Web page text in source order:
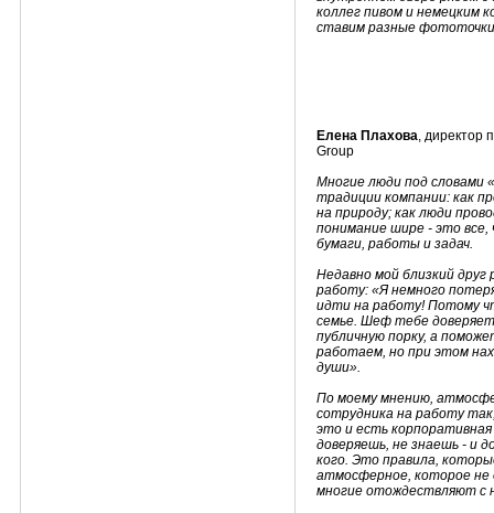
коллег пивом и немецким
ставим разные
Елена Плахова, директор
Group
Многие люди под словами
традиции компании: как
на природу; как люди
понимание шире - это все,
бумаги, работы и задач.
Недавно мой близкий
работу: «Я немного
идти на работу! Потому
семье. Шеф тебе
публичную порку, а
работаем, но при этом
души».
По моему мнению,
сотрудника на работу
это и есть
доверяешь, не знаешь - и
кого. Это правила,
атмосферное, которое не
многие отождествляют с